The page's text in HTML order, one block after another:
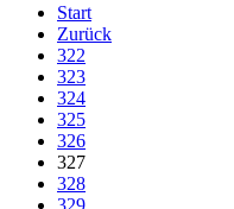
Start
Zurück
322
323
324
325
326
327
328
329